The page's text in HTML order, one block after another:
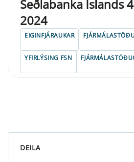
Seðlabanka Íslands
2024
EIGINFJÁRAUKAR
YFIRLÝSING FSN
DEILA